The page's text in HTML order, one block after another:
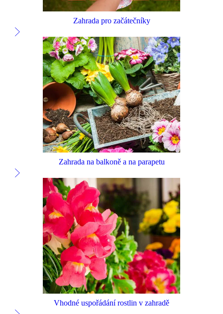
Zahrada pro začátečníky
Zahrada na balkoně a na parapetu
Vhodné uspořádání rostlin v zahradě